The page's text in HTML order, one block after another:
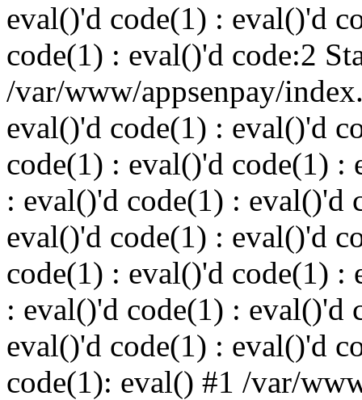
eval()'d code(1) : eval()'d
code(1) : eval()'d code:2
/var/www/appsenpay/
eval()'d code(1) : eval()'d
code(1) : eval()'d code(1) :
: eval()'d code(1) : eval()'d
eval()'d code(1) : eval()'d
code(1) : eval()'d code(1) :
: eval()'d code(1) : eval()'d
eval()'d code(1) : eval()'d
code(1): eval() #1 /var/